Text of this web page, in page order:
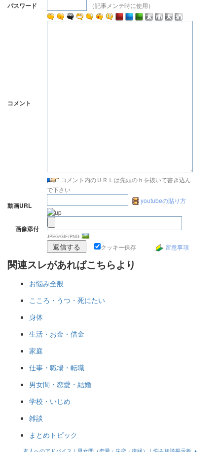
パスワード
（記事メンテ時に使用）
コメント
コメント内のＵＲＬは先頭のｈを抜いて書き込ん
で下さい
動画URL
youtubeの貼り方
画像添付
JPEG/GIF/PNG
クッキー保存 留意事項
関連スレがあればこちらより
お悩み全般
こころ・うつ・死にたい
身体
生活・お金・借金
家庭
仕事・職場・転職
男女間・恋愛・結婚
学校・いじめ
雑談
まとめトピック
友人へのアドバイス｜男女間（恋愛・失恋・復縁）｜悩み相談掲示板 ▲